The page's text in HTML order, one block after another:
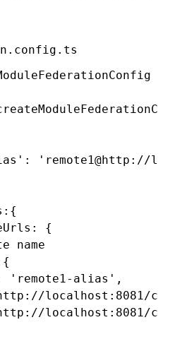
}
:
'remote1@http://
: {
:
{
name
{
'remote1-alias' ,
localhost:8081/
localhost:8081/